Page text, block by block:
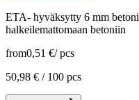
ETA- hyväksytty 6 mm
halkeilemattomaan betoniin
from0,51 €/ pcs
50,98 € / 100 pcs